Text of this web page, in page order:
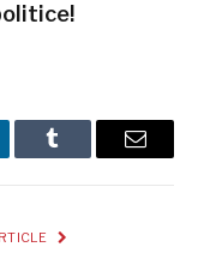
Tumblr Email